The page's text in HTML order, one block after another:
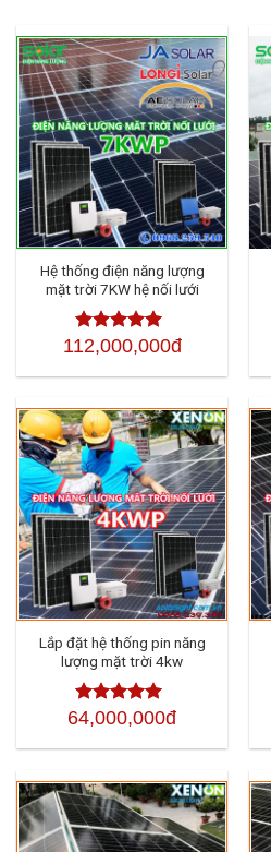
Hệ thống điện năng lượng
mặt trời 7KW hệ nối lưới
Được xếp
sao
112,000,000đ
Lắp đặt hệ thống pin năng
lượng mặt trời 4kw
Được xếp
5 sao
64,000,000đ